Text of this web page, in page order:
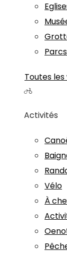
Toutes les
Activités
Vélo
À